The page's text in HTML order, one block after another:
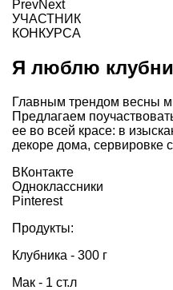
PrevNext
УЧАСТНИК
КОНКУРСА
Я люблю
Главным трендом весны
Предлагаем
ее во всей красе: в
декоре дома, сервировке
ВКонтакте
Одноклассники
Pinterest
Продукты:
Клубника - 300 г
Мак - 1 ст.л